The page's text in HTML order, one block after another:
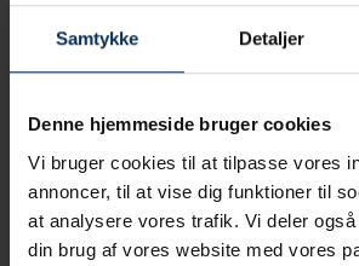
Samtykke Detaljer
Denne hjemmeside bruger cookies
Vi bruger cookies til at tilpasse vores
annoncer, til at vise dig funktioner til
at analysere vores trafik. Vi deler
din brug af vores website med vores
Trivselsanalyse